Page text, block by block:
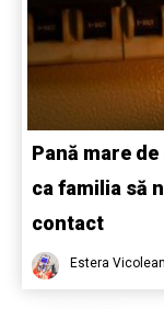
Pană mare
ca familia să
contact
Estera